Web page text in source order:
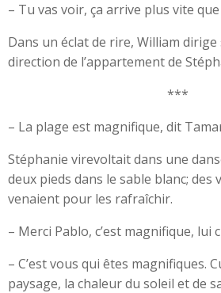
– Tu vas voir, ça arrive plus vite que
Dans un éclat de rire, William
direction de l’appartement de
***
– La plage est magnifique, dit
Stéphanie virevoltait dans une
deux pieds dans le sable blanc; des
venaient pour les rafraîchir.
– Merci Pablo, c’est magnifique, lui
– C’est vous qui êtes magnifiques.
paysage, la chaleur du soleil et de